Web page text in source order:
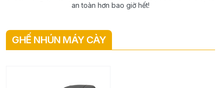
an toàn hơn bao giờ hết!
GHẾ NHÚN MÁY CÀY